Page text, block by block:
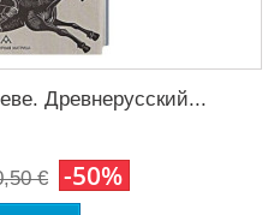
Древнерусский...
€ -50%